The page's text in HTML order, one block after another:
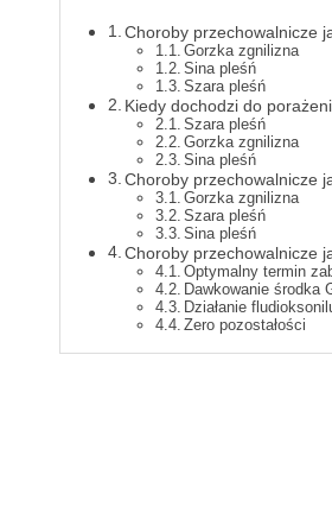
Choroby przechowalnicze
Gorzka zgnilizna
Sina pleśń
Szara pleśń
Kiedy dochodzi do
Szara pleśń
Gorzka zgnilizna
Sina pleśń
Choroby przechowalnicze
Gorzka zgnilizna
Szara pleśń
Sina pleśń
Choroby przechowalnicze
Optymalny termin
Dawkowanie środka
Działanie
Zero pozostałości